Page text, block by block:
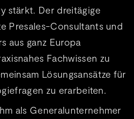
stärkt. Der dreitägige
Presales-Consultants und
aus ganz Europa
Fachwissen zu
Lösungsansätze für
zu erarbeiten.
als Generalunternehmer